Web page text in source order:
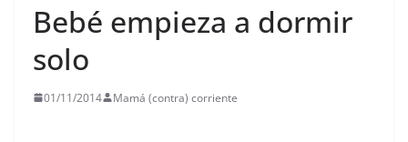
Bebé empieza a dormir
solo
01/11/2014 Mamá (contra) corriente